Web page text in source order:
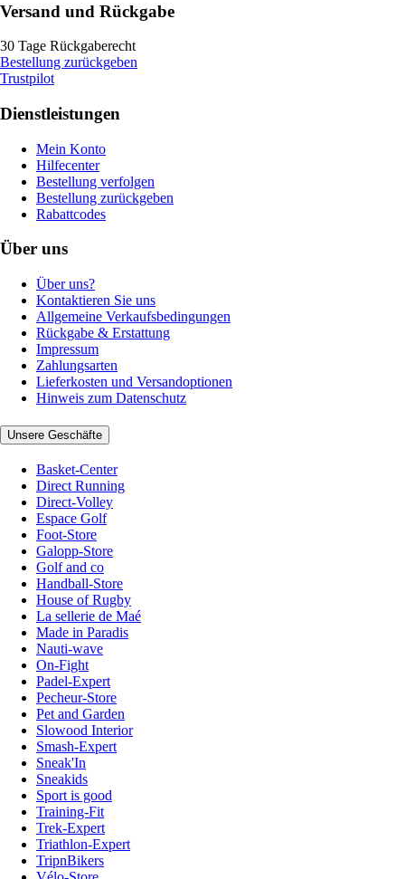
Versand und Rückgabe
30 Tage Rückgaberecht
Bestellung zurückgeben
Trustpilot
Dienstleistungen
Mein Konto
Hilfecenter
Bestellung verfolgen
Bestellung zurückgeben
Rabattcodes
Über uns
Über uns?
Kontaktieren Sie uns
Allgemeine Verkaufsbedingungen
Rückgabe & Erstattung
Impressum
Zahlungsarten
Lieferkosten und Versandoptionen
Hinweis zum Datenschutz
Unsere Geschäfte
Basket-Center
Direct Running
Direct-Volley
Espace Golf
Foot-Store
Galopp-Store
Golf and co
Handball-Store
House of Rugby
La sellerie de Maé
Made in Paradis
Nauti-wave
On-Fight
Padel-Expert
Pecheur-Store
Pet and Garden
Slowood Interior
Smash-Expert
Sneak'In
Sneakids
Sport is good
Training-Fit
Trek-Expert
Triathlon-Expert
TripnBikers